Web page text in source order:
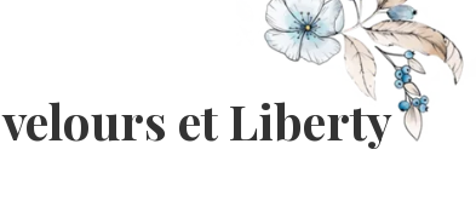
et Liberty